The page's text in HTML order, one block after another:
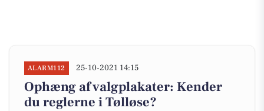
ALARM112 25-10-2021 14:15
Ophæng af valgplakater: Kender
du reglerne i Tølløse?